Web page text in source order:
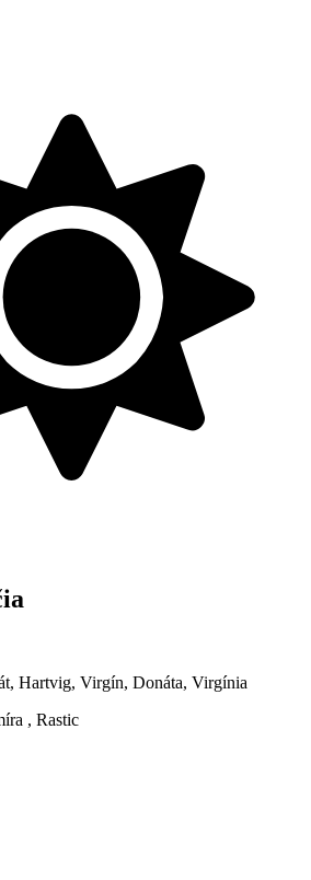
Hartvig, Virgín, Donáta, Virgínia
, Rastic